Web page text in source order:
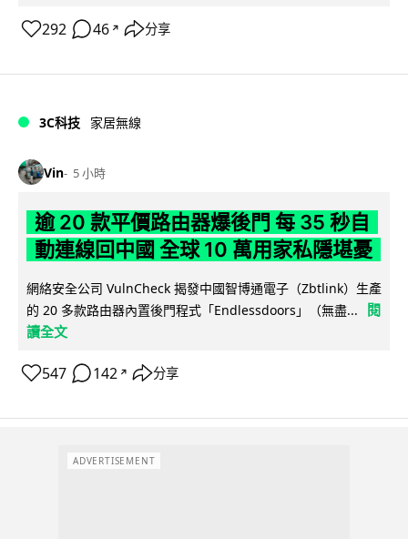
292 46 ↗ 分享
3C科技 家居無線
Vin 5 小時
逾 20 款平價路由器爆後門 每 35 秒自
動連線回中國 全球 10 萬用家私隱堪憂
網絡安全公司 VulnCheck 揭發中國智博通電子（Zbtlink）生產
的 20 多款路由器內置後門程式「Endlessdoors」（無盡...
閱
讀全文
547 142 ↗ 分享
ADVERTISEMENT